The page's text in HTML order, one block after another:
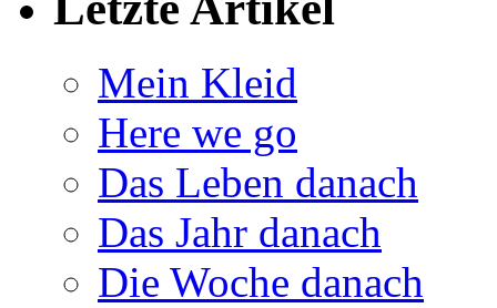
Mein Kleid
Here we go
Das Leben danach
Das Jahr danach
Die Woche danach